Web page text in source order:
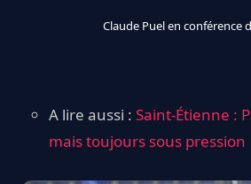
Claude Puel en conférence
A lire aussi : Saint-Étienne :
mais toujours sous pression